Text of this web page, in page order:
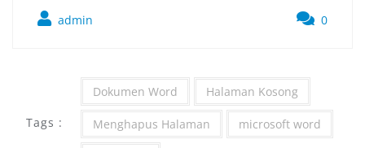
admin 0
Tags :
Dokumen Word Halaman Kosong
Menghapus Halaman microsoft word